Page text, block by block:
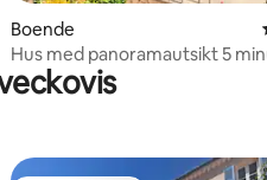
Boende
Hus med panoramautsikt 5
Monaco.